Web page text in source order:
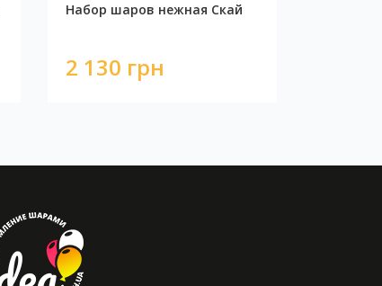
Набор шаров нежная Скай
2 130 грн